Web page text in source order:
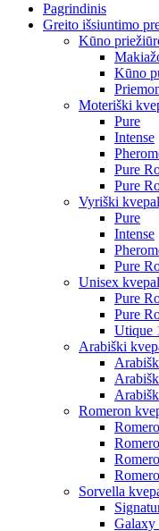
Pagrindinis
Greito išsiuntimo
Kūno
Kūno
Moteriški
Pure
Intense
Pure
Pure
Vyriški
Pure
Intense
Pure
Unisex
Pure
Pure
Utique
Arabiški
Romeron
Sorvella
Galaxy